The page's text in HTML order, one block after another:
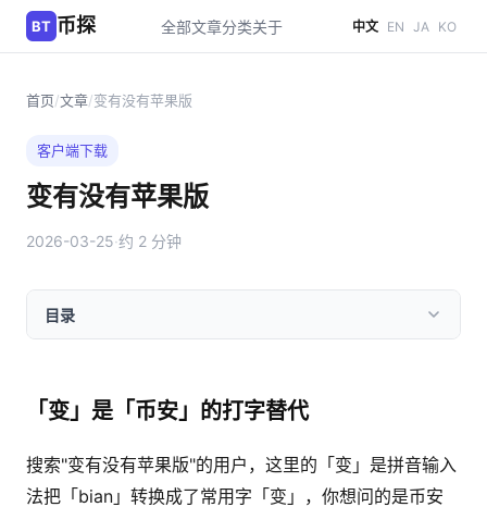
BT 币探 全部文章分类关于 中文 EN JA KO
首页/文章/变有没有苹果版
客户端下载
变有没有苹果版
2026-03-25·约 2 分钟
目录
「变」是「币安」的打字替代
搜索"变有没有苹果版"的用户，这里的「变」是拼音输入
法把「bian」转换成了常用字「变」，你想问的是币安